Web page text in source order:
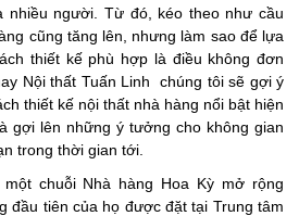
nhiều người. Từ đó, kéo theo như cầu
cũng tăng lên, nhưng làm sao để lựa
thiết kế phù hợp là điều không đơn
Nội thất Tuấn Linh chúng tôi sẽ gợi ý
thiết kế nội thất nhà hàng nổi bật hiện
gợi lên những ý tưởng cho không gian
trong thời gian tới.
một chuỗi Nhà hàng Hoa Kỳ mở rộng
đầu tiên của họ được đặt tại Trung tâm